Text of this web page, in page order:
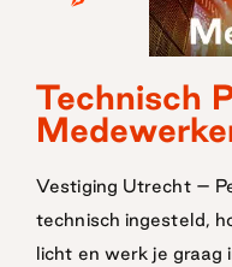
Technisch
Vestiging Utrecht –
technisch ingesteld,
licht en werk je graag